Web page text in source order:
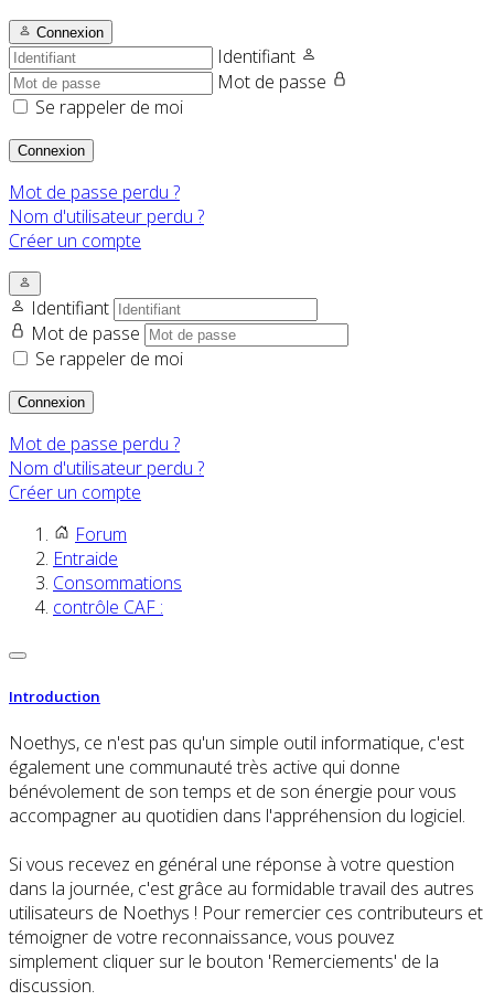
Connexion
Identifiant
Mot de passe
Se rappeler de moi
Connexion
Mot de passe perdu ?
Nom d'utilisateur perdu ?
Créer un compte
Identifiant
Mot de passe
Se rappeler de moi
Connexion
Mot de passe perdu ?
Nom d'utilisateur perdu ?
Créer un compte
Forum
Entraide
Consommations
contrôle CAF :
Introduction
Noethys, ce n'est pas qu'un simple outil informatique, c'est
également une communauté très active qui donne
bénévolement de son temps et de son énergie pour vous
accompagner au quotidien dans l'appréhension du logiciel.
Si vous recevez en général une réponse à votre question
dans la journée, c'est grâce au formidable travail des autres
utilisateurs de Noethys ! Pour remercier ces contributeurs et
témoigner de votre reconnaissance, vous pouvez
simplement cliquer sur le bouton 'Remerciements' de la
discussion.